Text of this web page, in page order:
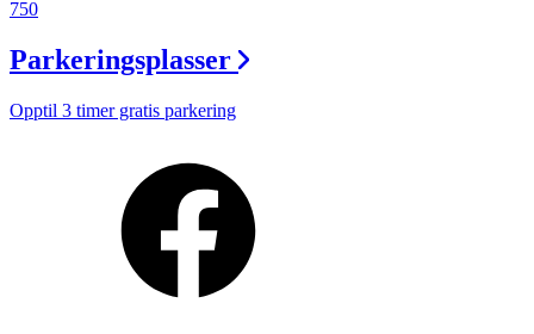
750
Parkeringsplasser
Opptil 3 timer gratis parkering